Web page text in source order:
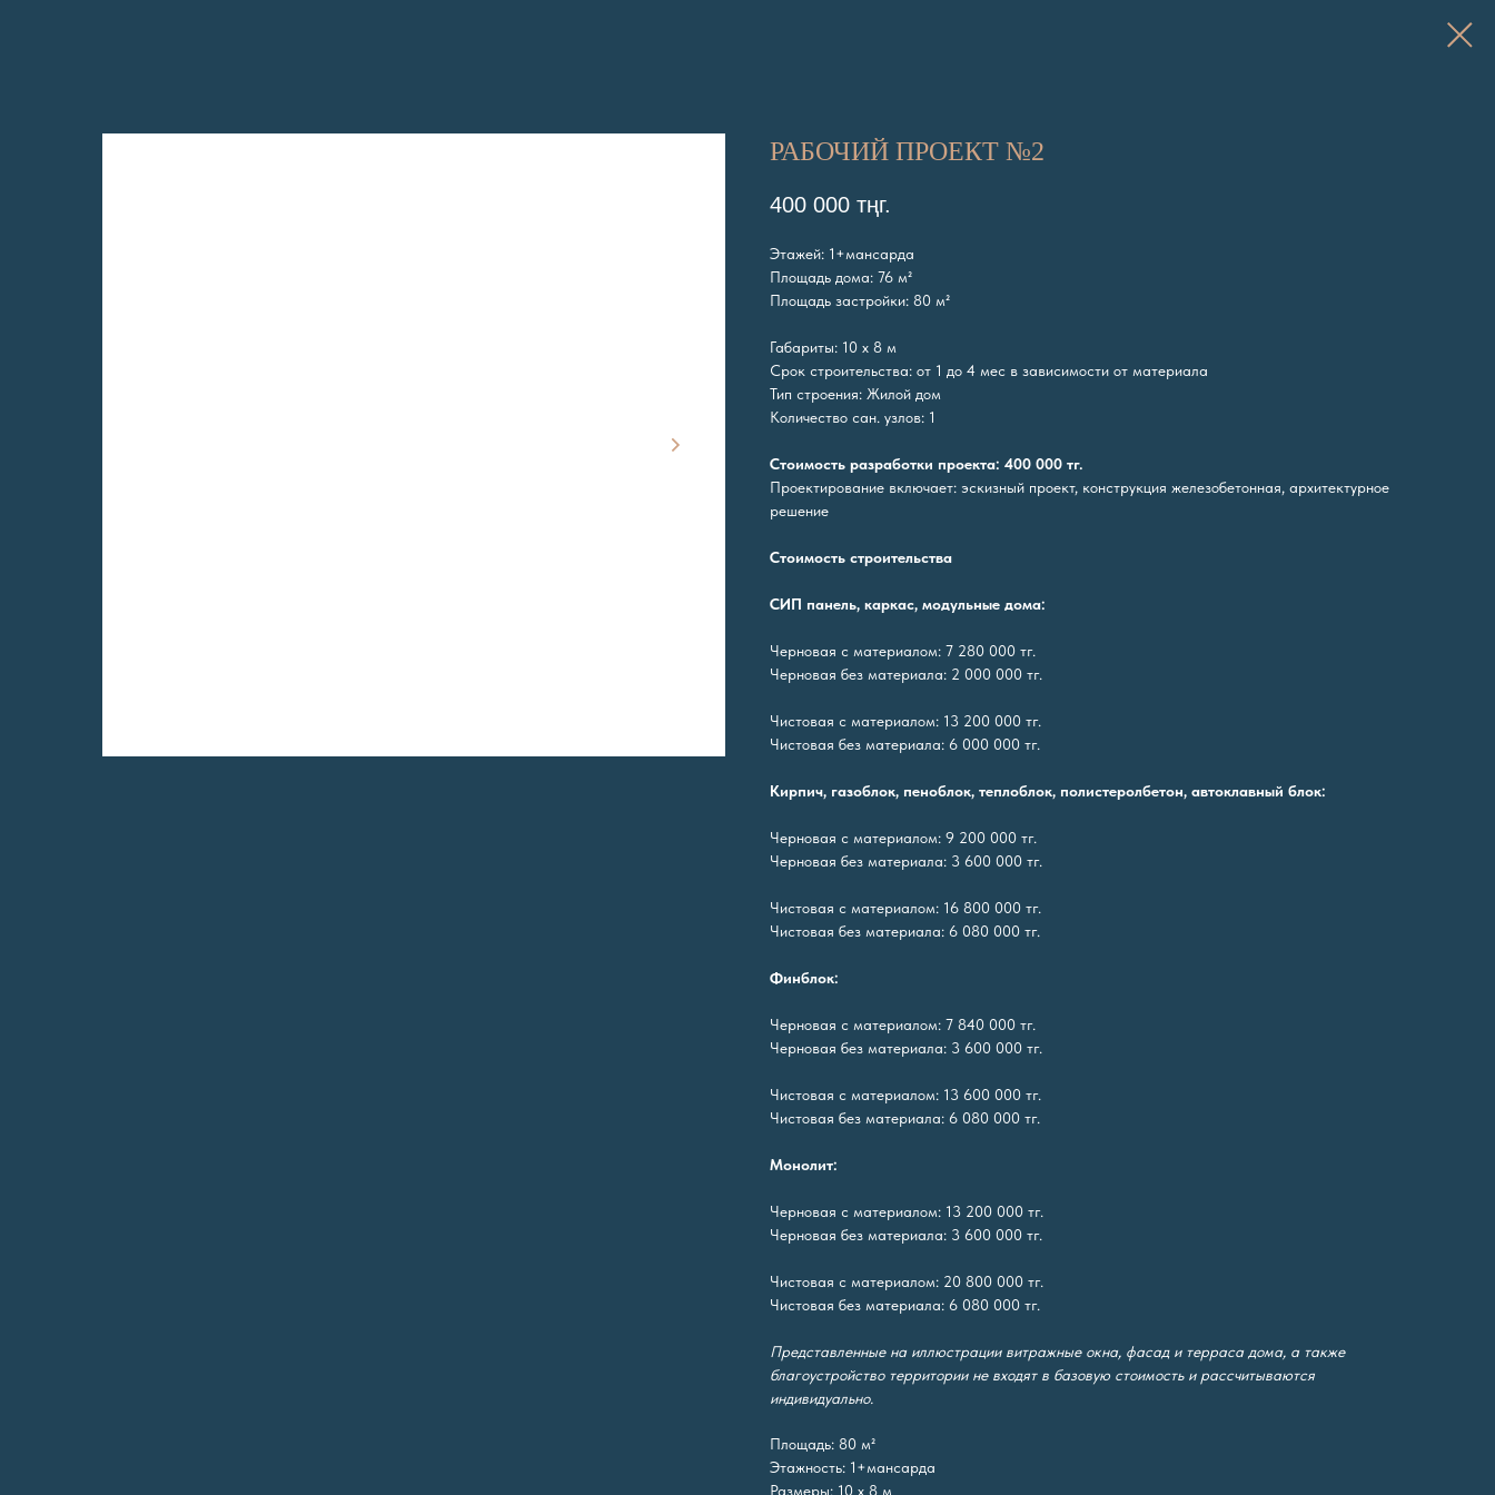
РАБОЧИЙ ПРОЕКТ №2
400 000 тңг.
Этажей: 1+мансарда
Площадь дома: 76 м²
Площадь застройки: 80 м²
Габариты: 10 х 8 м
Срок строительства: от 1 до 4 мес в зависимости от материала
Тип строения: Жилой дом
Количество сан. узлов: 1
Стоимость разработки проекта: 400 000 тг.
Проектирование включает: эскизный проект, конструкция железобетонная, архитектурное
решение
Стоимость строительства
СИП панель, каркас, модульные дома:
Черновая с материалом: 7 280 000 тг.
Черновая без материала: 2 000 000 тг.
Чистовая с материалом: 13 200 000 тг.
Чистовая без материала: 6 000 000 тг.
Кирпич, газоблок, пеноблок, теплоблок, полистеролбетон, автоклавный блок:
Черновая с материалом: 9 200 000 тг.
Черновая без материала: 3 600 000 тг.
Чистовая с материалом: 16 800 000 тг.
Чистовая без материала: 6 080 000 тг.
Финблок:
Черновая с материалом: 7 840 000 тг.
Черновая без материала: 3 600 000 тг.
Чистовая с материалом: 13 600 000 тг.
Чистовая без материала: 6 080 000 тг.
Монолит:
Черновая с материалом: 13 200 000 тг.
Черновая без материала: 3 600 000 тг.
Чистовая с материалом: 20 800 000 тг.
Чистовая без материала: 6 080 000 тг.
Представленные на иллюстрации витражные окна, фасад и терраса дома, а также
благоустройство территории не входят в базовую стоимость и рассчитываются
индивидуально.
Площадь: 80 м²
Этажность: 1+мансарда
Размеры: 10 х 8 м